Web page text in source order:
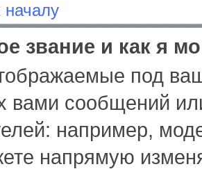
началу
звание и как я
под
вами сообщений
например,
напрямую